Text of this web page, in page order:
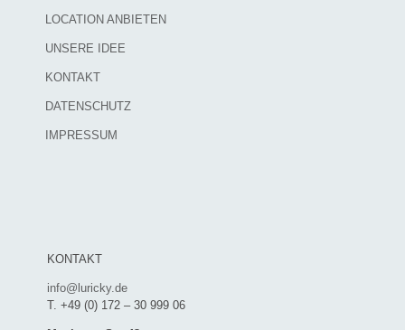
LOCATION ANBIETEN
UNSERE IDEE
KONTAKT
DATENSCHUTZ
IMPRESSUM
KONTAKT
info@luricky.de
T. +49 (0) 172 – 30 999 06